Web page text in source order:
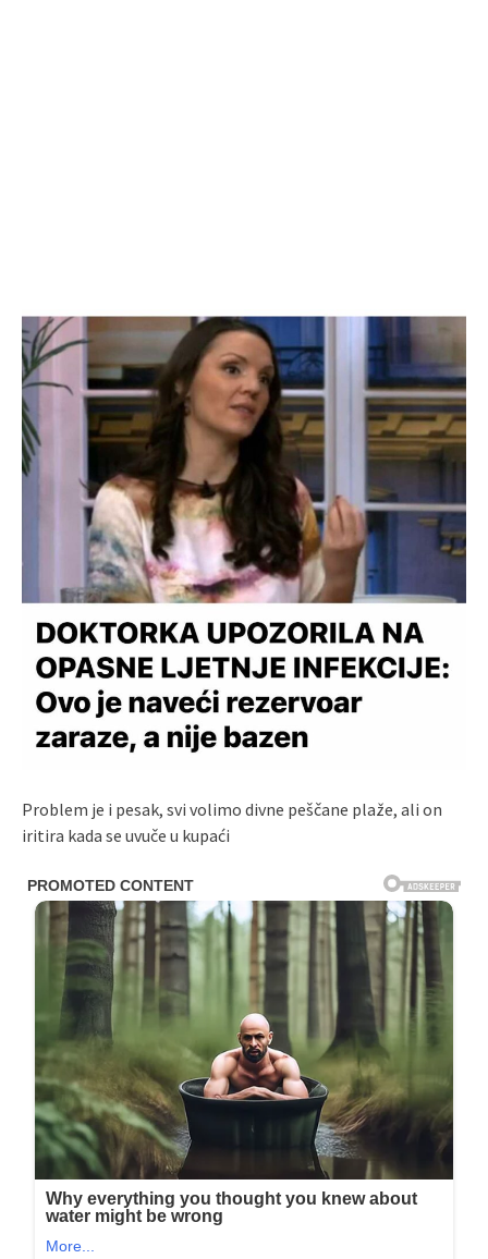
Problem je i pesak, svi volimo divne peščane plaže, ali on
iritira kada se uvuče u kupaći